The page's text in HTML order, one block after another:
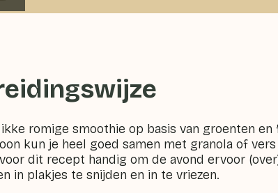
romige smoothie op basis van groenten en
kun je heel goed samen met granola of
dit recept handig om de avond ervoor
in plakjes te snijden en in te vriezen.